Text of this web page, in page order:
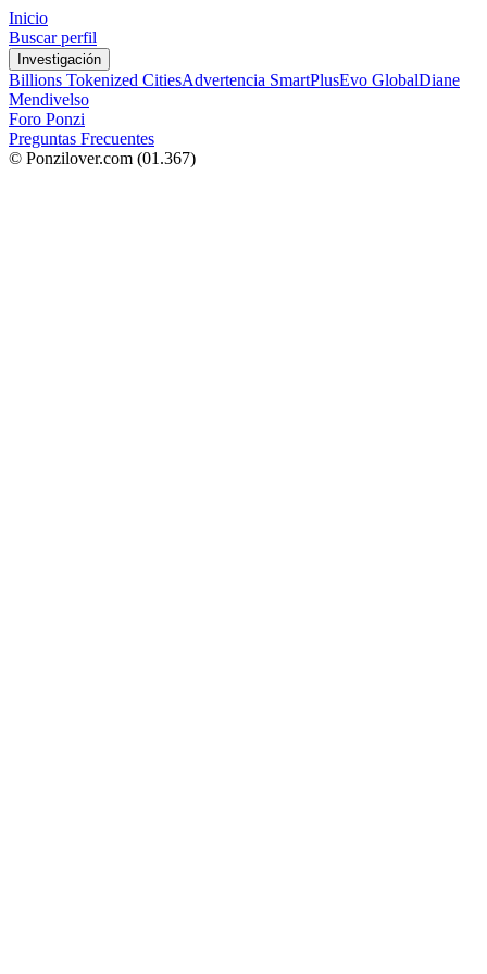
Inicio
Buscar perfil
Investigación
Billions Tokenized CitiesAdvertencia SmartPlusEvo GlobalDiane
Mendivelso
Foro Ponzi
Preguntas Frecuentes
© Ponzilover.com (01.367)